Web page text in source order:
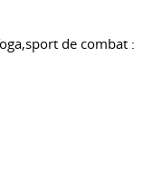
de combat :